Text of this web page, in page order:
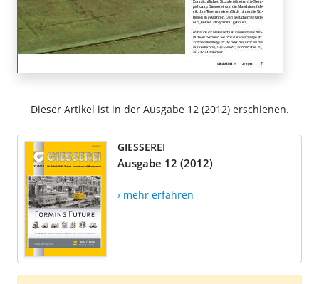
Dieser Artikel ist in der Ausgabe 12 (2012) erschienen.
GIESSEREI
Ausgabe 12 (2012)
› mehr erfahren